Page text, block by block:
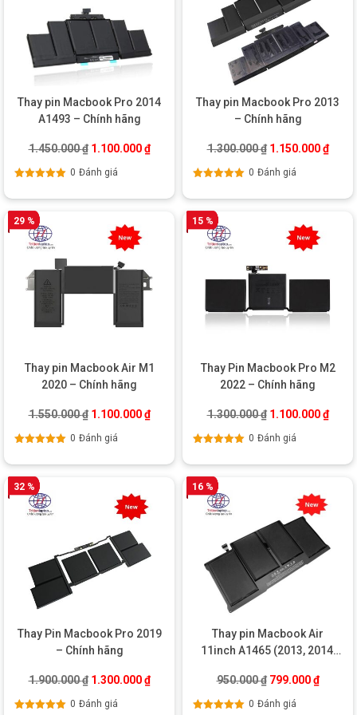
Thay pin Macbook Pro 2014
A1493 – Chính hãng
1.450.000₫ Giá gốc là: 1.450.000 ₫.
1.100.000₫Giá hiện tại là: 1.100.000 ₫.
0 Đánh giá
Thay pin Macbook Pro 2013
– Chính hãng
1.300.000₫ Giá gốc là:
1.150.000₫Giá
0 Đánh giá
29 %
Thay pin Macbook Air M1
2020 – Chính hãng
1.550.000₫ Giá gốc là: 1.550.000 ₫.
1.100.000₫Giá hiện tại là: 1.100.000 ₫.
0 Đánh giá
15 %
Thay Pin Macbook Pro M2
2022 – Chính hãng
1.300.000₫ Giá gốc là:
1.100.000₫Giá
0 Đánh giá
32 %
Thay Pin Macbook Pro 2019
– Chính hãng
1.900.000₫ Giá gốc là: 1.900.000 ₫.
1.300.000₫Giá hiện tại là: 1.300.000 ₫.
0 Đánh giá
16 %
Thay pin Macbook Air
11inch A1465 (2013, 2014,
950.000₫ Giá gốc là:
799.000₫Giá
0 Đánh giá